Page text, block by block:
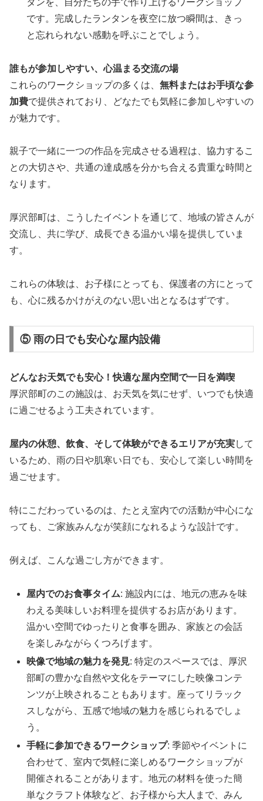
です。完成したランタンを夜空に放つ瞬間は、きっ
と忘れられない感動を呼ぶことでしょう。
誰もが参加しやすい、心温まる交流の場
これらのワークショップの多くは、 無料またはお手頃な参
加費で提供されており、どなたでも気軽に参加しやすいの
が魅力です。
親子で一緒に一つの作品を完成させる過程は、協力するこ
との大切さや、共通の達成感を分かち合える貴重な時間と
なります。
厚沢部町は、こうしたイベントを通じて、地域の皆さんが
交流し、共に学び、成長できる温かい場を提供していま
す。
これらの体験は、お子様にとっても、保護者の方にとって
も、心に残るかけがえのない思い出となるはずです。
⑤ 雨の日でも安心な屋内設備
どんなお天気でも安心！快適な屋内空間で一日を満喫
厚沢部町のこの施設は、お天気を気にせず、いつでも快適
に過ごせるよう工夫されています。
屋内の休憩、飲食、そして体験ができるエリアが充実して
いるため、雨の日や肌寒い日でも、安心して楽しい時間を
過ごせます。
特にこだわっているのは、たとえ室内での活動が中心にな
っても、ご家族みんなが笑顔になれるような設計です。
例えば、こんな過ごし方ができます。
屋内でのお食事タイム: 施設内には、地元の恵みを味
わえる美味しいお料理を提供するお店があります。
温かい空間でゆったりと食事を囲み、家族との会話
を楽しみながらくつろげます。
映像で地域の魅力を発見: 特定のスペースでは、厚沢
部町の豊かな自然や文化をテーマにした映像コンテ
ンツが上映されることもあります。座ってリラック
スしながら、五感で地域の魅力を感じられるでしょ
う。
手軽に参加できるワークショップ: 季節やイベントに
合わせて、室内で気軽に楽しめるワークショップが
開催されることがあります。地元の材料を使った簡
単なクラフト体験など、お子様から大人まで、みん